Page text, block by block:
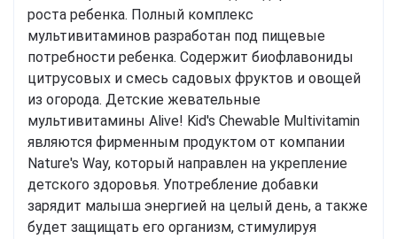
роста ребенка. Полный комплекс
мультивитаминов разработан под пищевые
потребности ребенка. Содержит биофлавониды
цитрусовых и смесь садовых фруктов и овощей
из огорода. Детские жевательные
мультивитамины Alive! Kid's Chewable Multivitamin
являются фирменным продуктом от компании
Nature's Way, который направлен на укрепление
детского здоровья. Употребление добавки
зарядит малыша энергией на целый день, а также
будет защищать его организм, стимулируя